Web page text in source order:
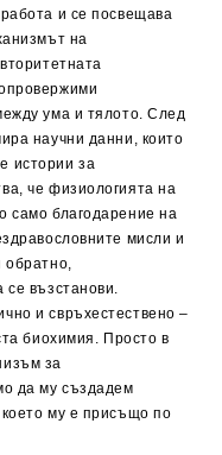
и се посвещава
на
ума и тялото. След
научни данни, които
истории за
че физиологията на
само благодарение на
мисли и
обратно,
се възстанови.
и свръхестествено –
биохимия. Просто в
за
да му създадем
му е присъщо по